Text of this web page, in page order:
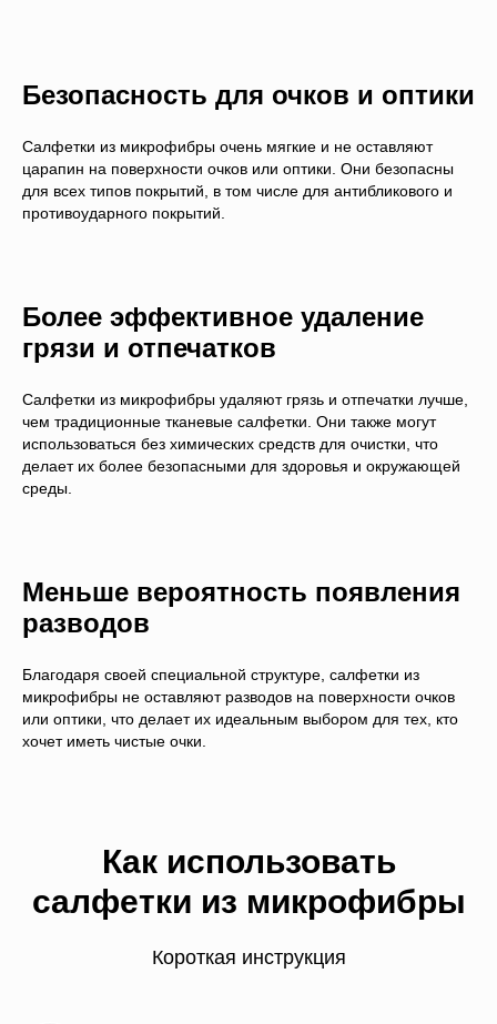
Безопасность для очков и оптики
Салфетки из микрофибры очень мягкие и не оставляют
царапин на поверхности очков или оптики. Они безопасны
для всех типов покрытий, в том числе для антибликового и
противоударного покрытий.
Более эффективное удаление
грязи и отпечатков
Салфетки из микрофибры удаляют грязь и отпечатки лучше,
чем традиционные тканевые салфетки. Они также могут
использоваться без химических средств для очистки, что
делает их более безопасными для здоровья и окружающей
среды.
Меньше вероятность появления
разводов
Благодаря своей специальной структуре, салфетки из
микрофибры не оставляют разводов на поверхности очков
или оптики, что делает их идеальным выбором для тех, кто
хочет иметь чистые очки.
Как использовать
салфетки из микрофибры
Короткая инструкция